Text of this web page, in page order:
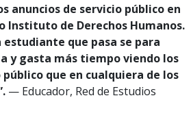
anuncios de servicio público en
Instituto de Derechos Humanos.
que pasa se para
y gasta más tiempo viendo los
que en cualquiera de los
— Educador, Red de Estudios